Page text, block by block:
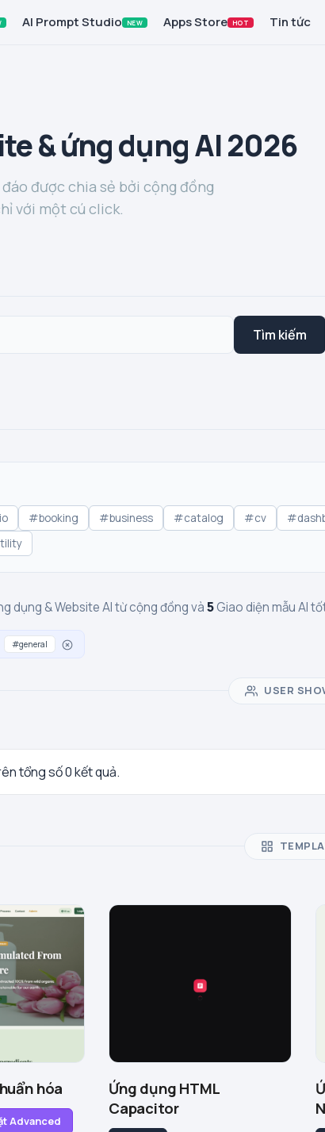
AI Prompt Studio NEW Apps Store HOT Tin tức
& ứng dụng AI 2026
được chia sẻ bởi cộng đồng
với một cú click.
Tìm kiếm
#booking #business #catalog #cv
dụng & Website AI từ cộng đồng và5Giao diện mẫu AI
#general
USER
tổng số 0 kết quả.
hóa
Advanced
Ứng dụng HTML
Capacitor